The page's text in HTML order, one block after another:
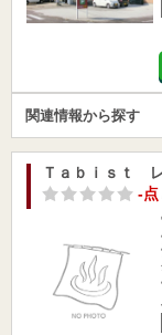
関連情報から探す
Ｔａｂｉｓｔ
-点